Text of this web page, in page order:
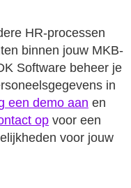
HR-processen
binnen jouw MKB-
Software beheer je
in
een demo aan en
op voor een
voor jouw